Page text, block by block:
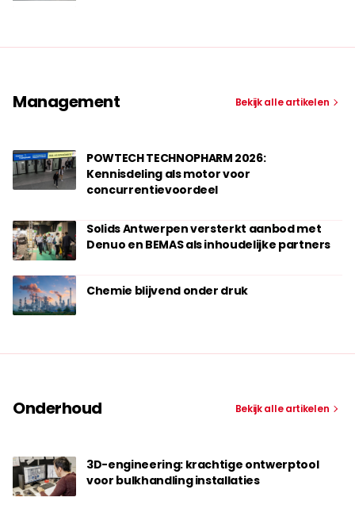
Management Bekijk alle artikelen
POWTECH TECHNOPHARM 2026:
Kennisdeling als motor voor
concurrentievoordeel
Solids Antwerpen versterkt aanbod met
Denuo en BEMAS als inhoudelijke partners
Chemie blijvend onder druk
Onderhoud Bekijk alle artikelen
3D-engineering: krachtige ontwerptool
voor bulkhandling installaties